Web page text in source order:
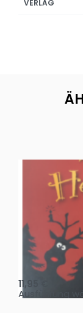
VERLAG
Oh, heilige
11,95
Ausführung